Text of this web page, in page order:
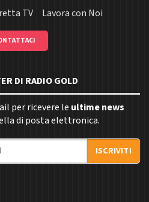
TV Lavora con Noi
DI RADIO GOLD
per ricevere le ultime news
di posta elettronica.
ISCRIVITI